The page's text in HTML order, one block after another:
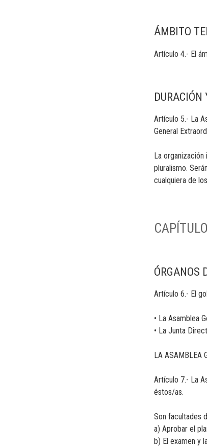
ÁMBITO
Artículo 4.- El
DURACIÓN
Artículo 5.- La
General
La
pluralismo.
cualquiera de
ÓRGANOS
Artículo 6.- El
• La Asamblea
• La Junta
LA ASAMBLEA
Artículo 7.- La
éstos/as.
Son facultades
a) Aprobar el
b) El examen y